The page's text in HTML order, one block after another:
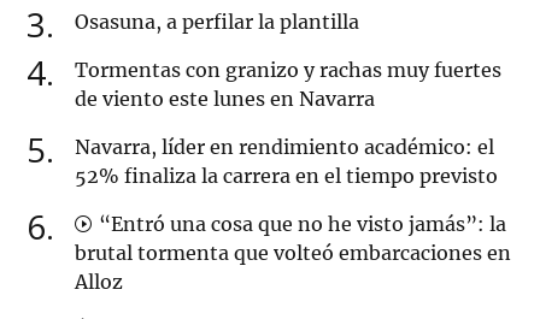
3 Osasuna, a perfilar la plantilla
4
Tormentas con granizo y rachas muy fuertes
de viento este lunes en Navarra
5
Navarra, líder en rendimiento académico: el
52% finaliza la carrera en el tiempo previsto
6
“Entró una cosa que no he visto jamás”: la
brutal tormenta que volteó embarcaciones en
Alloz